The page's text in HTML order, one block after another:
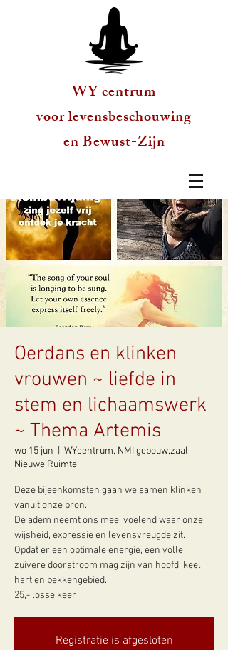
WY centrum
voor levensbeschouwing
en Bewust-Zijn
Oerdans en klinken
vrouwen ~ liefde in
stem en lichaamswerk
~ Thema Artemis
wo 15 jun
WYcentrum, NMI gebouw,zaal
Nieuwe Ruimte
Deze bijeenkomsten gaan we samen klinken
vanuit onze bron.
De adem neemt ons mee, voelend waar onze
wijsheid, expressie en levensvreugde zit.
Opdat er een optimale energie, een volle
zuivere doorstroom mag zijn van hoofd, keel,
hart en bekkengebied.
25,- losse keer
Registratie is afgesloten